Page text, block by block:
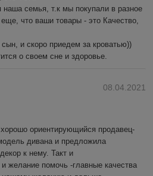
семья, т.к мы покупали в разное
что ваши товары - это Качество,
и скоро приедем за кроватью))
о своем сне и здоровье.
08.04.2021
ориентирующийся продавец-
дивана и предложила
к нему. Такт и
желание помочь -главные качества